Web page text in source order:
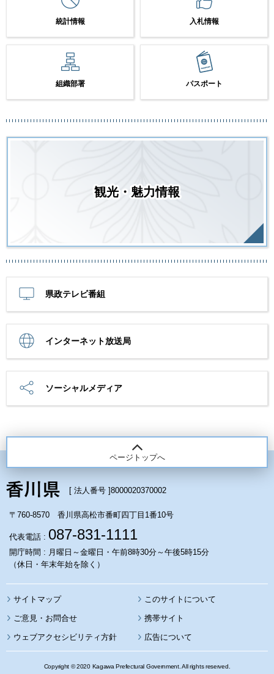
統計情報 入札情報
組織部署 パスポート
観光・魅力情報
県政テレビ番組
インターネット放送局
ソーシャルメディア
ページトップへ
[ 法人番号 ]8000020370002
〒760-8570 香川県高松市番町四丁目1番10号
代表電話 : 087-831-1111
開庁時間 : 月曜日～金曜日・午前8時30分～午後5時15分
（休日・年末年始を除く）
サイトマップ このサイトについて
携帯サイト
ウェブアクセシビリティ方針 広告について
Copyright © 2020 Kagawa Prefectural Government. All rights reserved.